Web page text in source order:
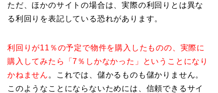
ただ、ほかのサイトの場合は、実際の利回りとは異な
る利回りを表記している恐れがあります。
利回りが11％の予定で物件を購入したものの、実際に
購入してみたら「7％しかなかった」ということになり
かねません 。これでは、儲かるものも儲かりません。
このようなことにならないためには、信頼できるサイ